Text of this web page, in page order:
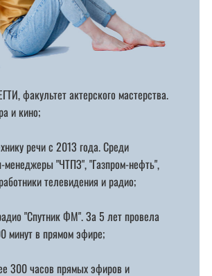
факультет актерского мастерства.
и кино;
речи с 2013 года. Среди
менеджеры "ЧТПЗ", "Газпром-нефть",
телевидения и радио;
"Спутник ФМ". За 5 лет провела
минут в прямом эфире;
300 часов прямых эфиров и